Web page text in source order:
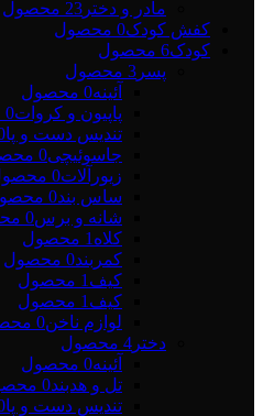
مادر و دختر 23 محصول
کفش کودک0 محصول
کودک6 محصول
پسر 3 محصول
آئینه0 محصول
پاپیون و کروات0 محصول
تندیس دست و پا0
جاسوئیچی0 محصول
زیورآلات0 محصول
ساس بند0 محصول
شانه و برس0 محصول
کلاه 1 محصول
کمربند0 محصول
کیف 1 محصول
کیف 1 محصول
لوازم ناخن0 محصول
دختر 4 محصول
آئینه0 محصول
تل و هدبند0 محصول
تندیس دست و پا0